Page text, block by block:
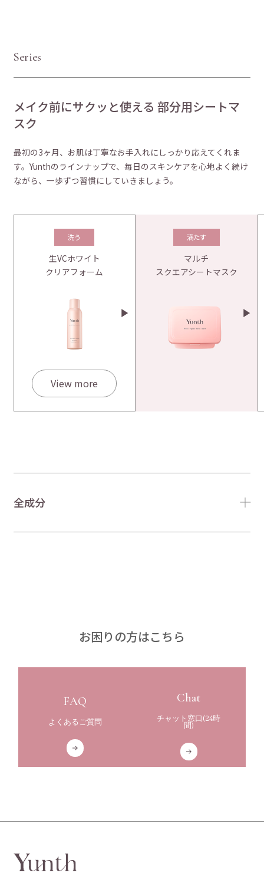
Series
メイク前にサクッと使える 部分用シートマ
スク
最初の3ヶ月、お肌は丁寧なお手入れにしっかり応えてくれま
す。Yunthのラインナップで、毎日のスキンケアを心地よく続け
ながら、一歩ずつ習慣にしていきましょう。
洗う
生VCホワイト
クリアフォーム
View more
満たす
マルチ
スクエアシートマスク
全成分
お困り の方はこち ら
FAQ
よくあるご質問
Chat
チャット窓口(24時
間)